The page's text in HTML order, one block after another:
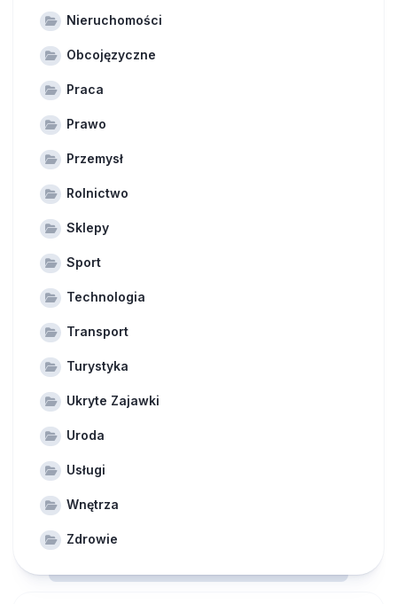
Nieruchomości
Obcojęzyczne
Praca
Prawo
Przemysł
Rolnictwo
Sklepy
Sport
Technologia
Transport
Turystyka
Ukryte Zajawki
Uroda
Usługi
Wnętrza
Zdrowie